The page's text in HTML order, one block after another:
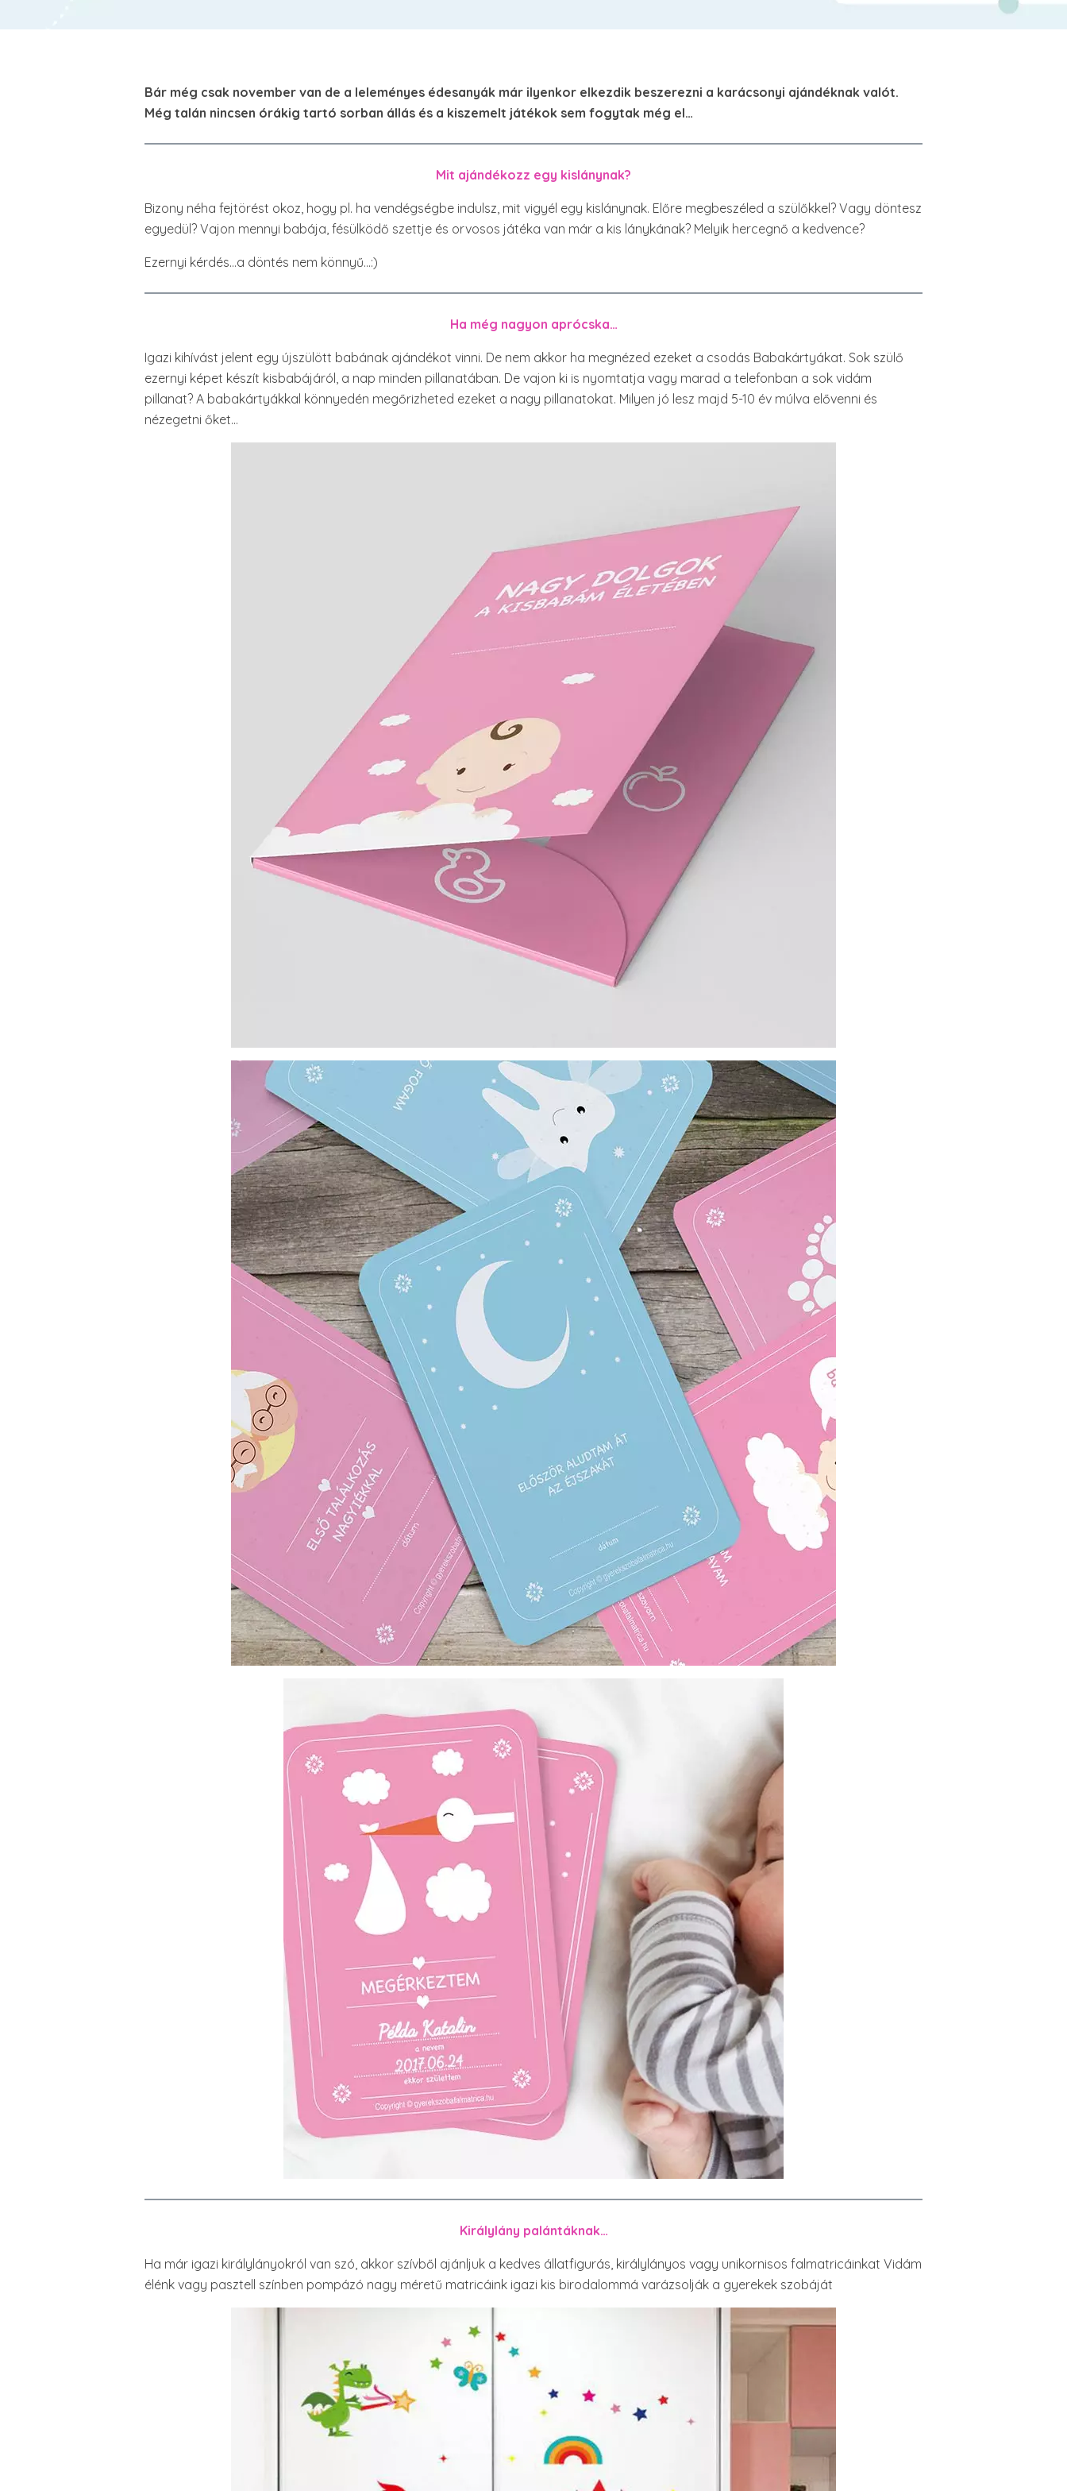
Bár még csak november van de a leleményes édesanyák már ilyenkor elkezdik beszerezni a karácsonyi ajándéknak valót.
Még talán nincsen órákig tartó sorban állás és a kiszemelt játékok sem fogytak még el…
Mit ajándékozz egy kislánynak?
Bizony néha fejtörést okoz, hogy pl. ha vendégségbe indulsz, mit vigyél egy kislánynak. Előre megbeszéled a szülőkkel? Vagy döntesz
egyedül? Vajon mennyi babája, fésülködő szettje és orvosos játéka van már a kis lánykának? Melyik hercegnő a kedvence?
Ezernyi kérdés…a döntés nem könnyű…:)
Ha még nagyon aprócska…
Igazi kihívást jelent egy újszülött babának ajándékot vinni. De nem akkor ha megnézed ezeket a csodás Babakártyákat. Sok szülő
ezernyi képet készít kisbabájáról, a nap minden pillanatában. De vajon ki is nyomtatja vagy marad a telefonban a sok vidám
pillanat? A babakártyákkal könnyedén megőrizheted ezeket a nagy pillanatokat. Milyen jó lesz majd 5-10 év múlva elővenni és
nézegetni őket…
Királylány palántáknak…
Ha már igazi királylányokról van szó, akkor szívből ajánljuk a kedves állatfigurás, királylányos vagy unikornisos falmatricáinkat Vidám
élénk vagy pasztell színben pompázó nagy méretű matricáink igazi kis birodalommá varázsolják a gyerekek szobáját